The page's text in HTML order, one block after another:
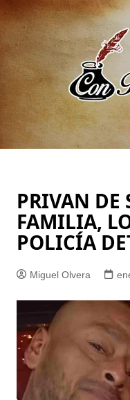
Saltar
al
contenido
PRIVAN DE
FAMILIA,
POLICÍA
Miguel Olvera